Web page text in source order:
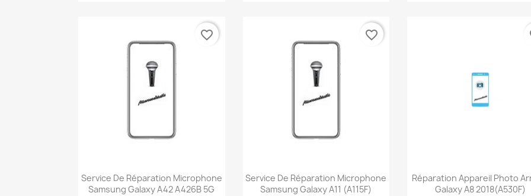
 Aperçu rapide
Service De Réparation Microphone
Samsung Galaxy A42 A426B 5G
favorite_border
 Aperçu rapide
Service De Réparation Microphone
Samsung Galaxy A11 (A115F)
favorite_border
Aperçu rapide
Réparation Appareil Photo
Galaxy A8 2018(A530F)